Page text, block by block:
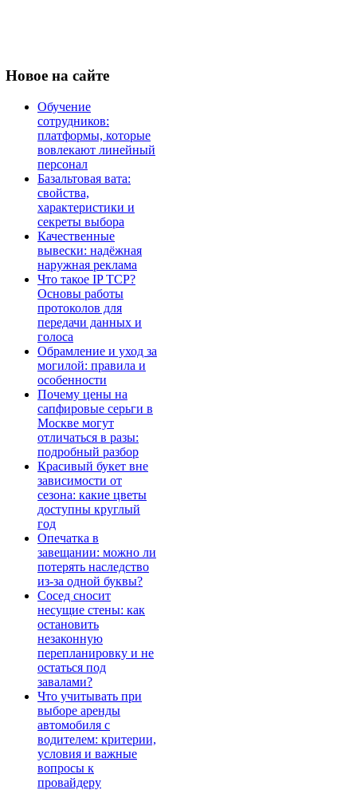
Новое на сайте
Обучение
сотрудников:
платформы, которые
вовлекают линейный
персонал
Базальтовая вата:
свойства,
характеристики и
секреты выбора
Качественные
вывески: надёжная
наружная реклама
Что такое IP TCP?
Основы работы
протоколов для
передачи данных и
голоса
Обрамление и уход за
могилой: правила и
особенности
Почему цены на
сапфировые серьги в
Москве могут
отличаться в разы:
подробный разбор
Красивый букет вне
зависимости от
сезона: какие цветы
доступны круглый
год
Опечатка в
завещании: можно ли
потерять наследство
из-за одной буквы?
Сосед сносит
несущие стены: как
остановить
незаконную
перепланировку и не
остаться под
завалами?
Что учитывать при
выборе аренды
автомобиля с
водителем: критерии,
условия и важные
вопросы к
провайдеру